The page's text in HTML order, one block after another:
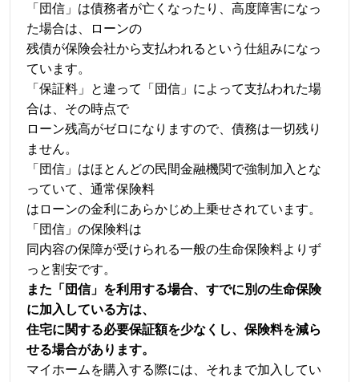
「団信」は債務者が亡くなったり、高度障害になっ
た場合は、ローンの
残債が保険会社から支払われるという仕組みになっ
ています。
「保証料」と違って「団信」によって支払われた場
合は、その時点で
ローン残高がゼロになりますので、債務は一切残り
ません。
「団信」はほとんどの民間金融機関で強制加入とな
っていて、通常保険料
はローンの金利にあらかじめ上乗せされています。
「団信」の保険料は
同内容の保障が受けられる一般の生命保険料よりず
っと割安です。
また「団信」を利用する場合、すでに別の生命保険
に加入している方は、
住宅に関する必要保証額を少なくし、保険料を減ら
せる場合があります。
マイホームを購入する際には、それまで加入してい